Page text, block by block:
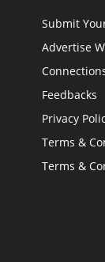
Submit
Advertise
Feedbacks
Privacy
Terms &
Terms &